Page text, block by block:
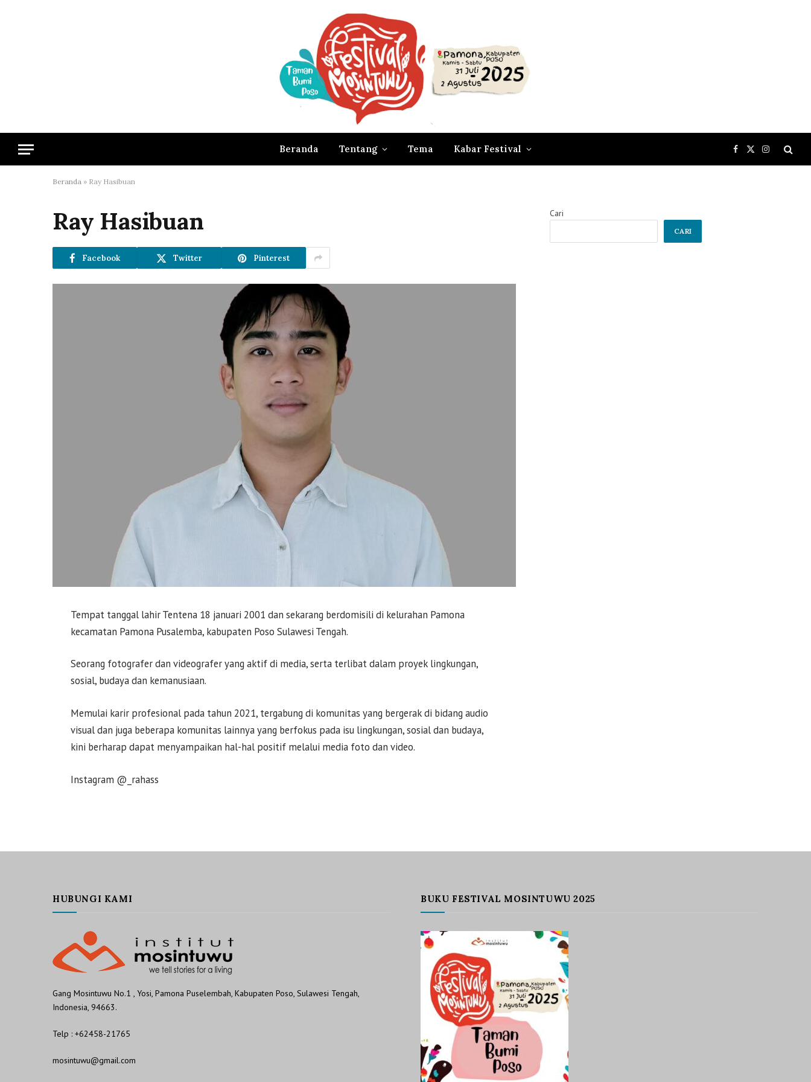
Beranda Tentang Tema Kabar Festival Facebook
X
(Twitter)
Instagram
Beranda » Ray Hasibuan
Ray Hasibuan
Facebook Twitter Pinterest
Tempat tanggal lahir Tentena 18 januari 2001 dan sekarang berdomisili di kelurahan Pamona
kecamatan Pamona Pusalemba, kabupaten Poso Sulawesi Tengah.
Seorang fotografer dan videografer yang aktif di media, serta terlibat dalam proyek lingkungan,
sosial, budaya dan kemanusiaan.
Memulai karir profesional pada tahun 2021, tergabung di komunitas yang bergerak di bidang audio
visual dan juga beberapa komunitas lainnya yang berfokus pada isu lingkungan, sosial dan budaya,
kini berharap dapat menyampaikan hal-hal positif melalui media foto dan video.
Instagram @_rahass
Cari
CARI
HUBUNGI KAMI
Gang Mosintuwu No.1 , Yosi, Pamona Puselembah, Kabupaten Poso, Sulawesi Tengah,
Indonesia, 94663.
Telp : +62458-21765
mosintuwu@gmail.com
BUKU FESTIVAL MOSINTUWU 2025